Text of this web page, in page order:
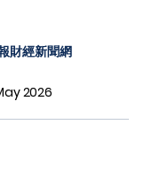
財經新聞網
2026